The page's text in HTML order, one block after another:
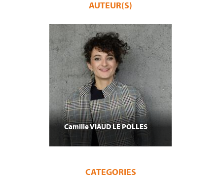
AUTEUR(S)
CamilleVIAUD LE POLLES
CATEGORIES